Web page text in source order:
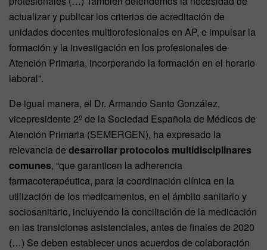
actualizar y publicar los criterios de acreditación de
unidades docentes multiprofesionales en AP, e impulsar la
formación y la investigación en los profesionales de
Atención Primaria, incorporando la formación en el horario
laboral”.
De igual manera, el Dr. Armando Santo González,
vicepresidente 2º de la Sociedad Española de Médicos de
Atención Primaria (SEMERGEN), ha expresado la
relevancia de desarrollar protocolos multidisciplinares
comunes, “que garanticen la adherencia
farmacoterapéutica, para la coordinación clínica en la
utilización de los medicamentos, en el ámbito sanitario y
sociosanitario, incluyendo la conciliación de la medicación
en las transiciones asistenciales, antes de finales de 2020
(…) Se deben establecer unos acuerdos de colaboración